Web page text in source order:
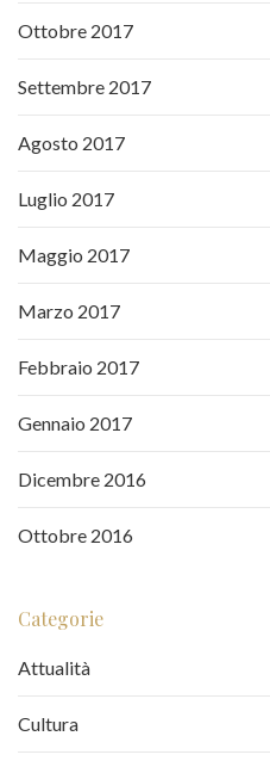
Ottobre 2017
Settembre 2017
Agosto 2017
Luglio 2017
Maggio 2017
Marzo 2017
Febbraio 2017
Gennaio 2017
Dicembre 2016
Ottobre 2016
Categorie
Attualità
Cultura